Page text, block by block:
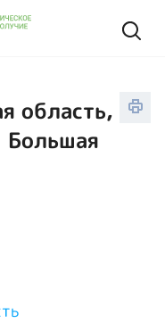
область,
Большая